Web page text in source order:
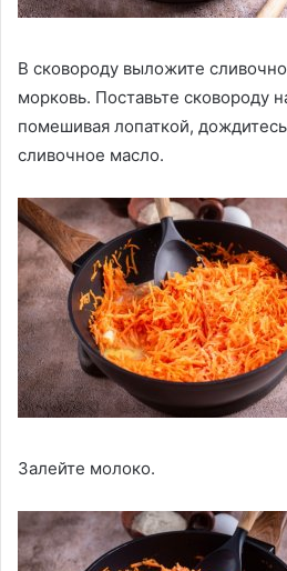
В сковороду выложите
морковь. Поставьте сковороду
помешивая лопаткой,
сливочное масло.
Залейте молоко.